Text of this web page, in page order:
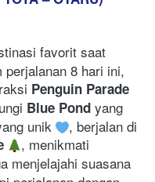
favorit saat
8 hari ini,
Penguin Parade
Blue Pond yang
unik
, berjalan di
, menikmati
menjelajahi suasana